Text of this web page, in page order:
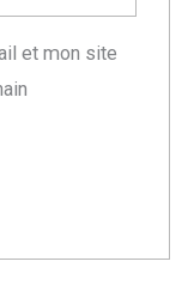
et mon site